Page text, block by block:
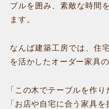
ブルを囲み、素敵な時間
ます。
なんば建築工房では、住
を活かしたオーダー家具
「この木でテーブルを作り
「お店や自宅に合う家具を